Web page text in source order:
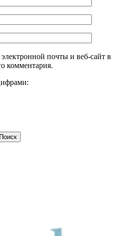
почты и веб-сайт в
комментария.